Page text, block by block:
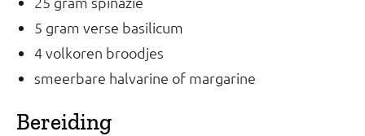
5 gram verse basilicum
4 volkoren broodjes
smeerbare halvarine of margarine
Bereiding